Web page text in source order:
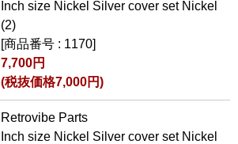
Inch size Nickel Silver cover set Nickel
(2)
[商品番号 : 1170]
7,700円
(税抜価格7,000円)
Retrovibe Parts
Inch size Nickel Silver cover set Nickel